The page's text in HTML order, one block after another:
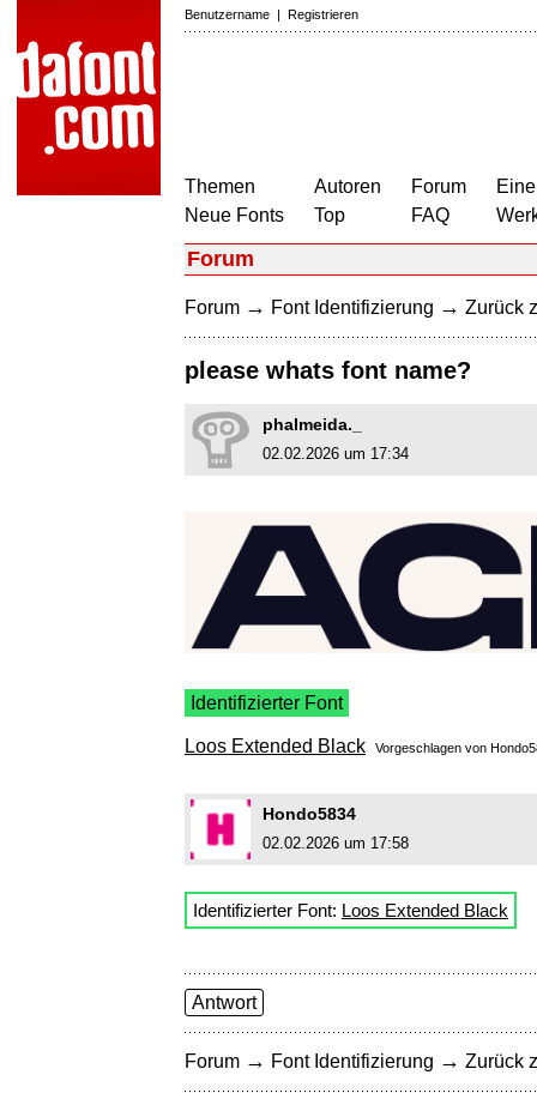
Benutzername | Registrieren
Themen
Neue Fonts
Autoren
Top
Forum
FAQ
Forum
Forum → Font Identifizierung → Zurück
please whats font name?
phalmeida._
02.02.2026 um 17:34
Identifizierter Font
Loos Extended Black Vorgeschlagen von
Hondo5834
02.02.2026 um 17:58
Identifizierter Font: Loos Extended Black
Antwort
Forum → Font Identifizierung → Zurück